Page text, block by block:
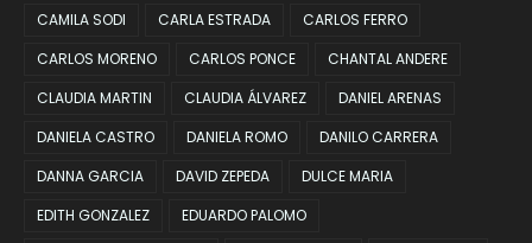
CAMILA SODI
CARLA ESTRADA
CARLOS FERRO
CARLOS MORENO
CARLOS PONCE
CHANTAL ANDERE
CLAUDIA MARTIN
CLAUDIA ÁLVAREZ
DANIEL ARENAS
DANIELA CASTRO
DANIELA ROMO
DANILO CARRERA
DANNA GARCIA
DAVID ZEPEDA
DULCE MARIA
EDITH GONZALEZ
EDUARDO PALOMO